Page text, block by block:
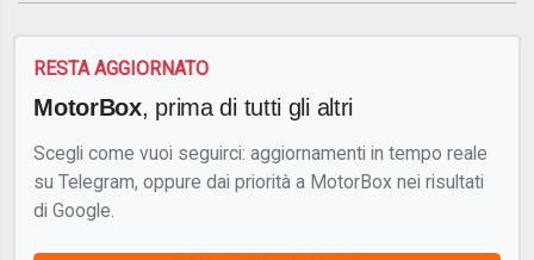
RESTA AGGIORNATO
MotorBox, prima di tutti gli altri
Scegli come vuoi seguirci: aggiornamenti in tempo reale
su Telegram, oppure dai priorità a MotorBox nei risultati
di Google.